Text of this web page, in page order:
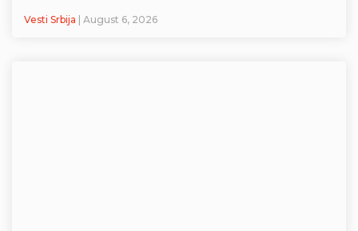
Vesti Srbija | August 6, 2026